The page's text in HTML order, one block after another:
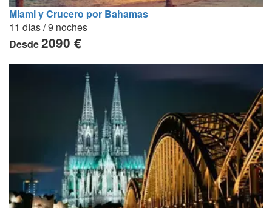
Miami y Crucero por Bahamas
11 días / 9 noches
Desde2090 €